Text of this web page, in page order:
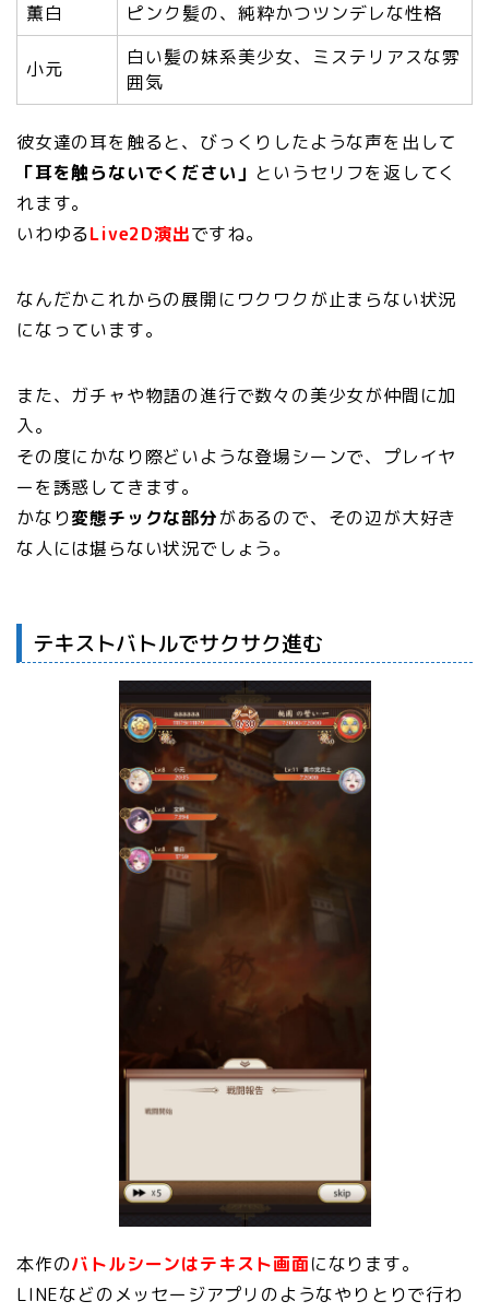
薫白 ピンク髪の、純粋かつツンデレな性格
小元
白い髪の妹系美少女、ミステリアスな雰
囲気
彼女達の耳を触ると、びっくりしたような声を出して
「耳を触らないでください」 というセリフを返してく
れます。
いわゆるLive2D演出ですね。
なんだかこれからの展開にワクワクが止まらない状況
になっています。
また、ガチャや物語の進行で数々の美少女が仲間に加
入。
その度にかなり際どいような登場シーンで、プレイヤ
ーを誘惑してきます。
かなり変態チックな部分があるので、その辺が大好き
な人には堪らない状況でしょう。
テキストバトルでサクサク進む
本作のバトルシーンはテキスト画面になります。
LINEなどのメッセージアプリのようなやりとりで行わ